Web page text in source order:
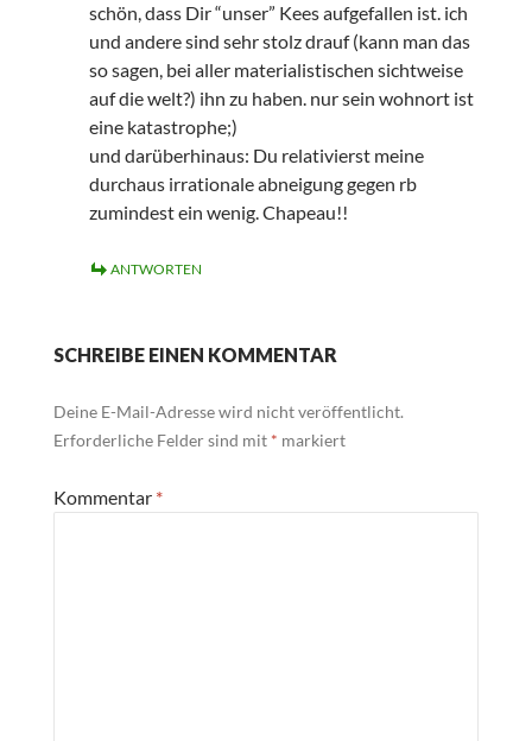
schön, dass Dir “unser” Kees aufgefallen ist. ich
und andere sind sehr stolz drauf (kann man das
so sagen, bei aller materialistischen sichtweise
auf die welt?) ihn zu haben. nur sein wohnort ist
eine katastrophe;)
und darüberhinaus: Du relativierst meine
durchaus irrationale abneigung gegen rb
zumindest ein wenig. Chapeau!!
ANTWORTEN
SCHREIBE EINEN KOMMENTAR
Deine E-Mail-Adresse wird nicht veröffentlicht.
Erforderliche Felder sind mit * markiert
Kommentar *